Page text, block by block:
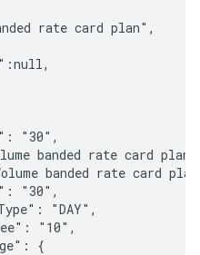
rate card plan",
"30",
banded rate card
banded rate card
"30",
"DAY",
"10",
{